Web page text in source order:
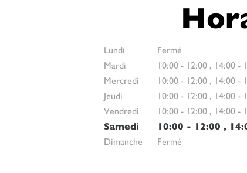
Lundi
Fermé
Mardi
10:00 - 12:00 , 14:00 -
Mercredi
10:00 - 12:00 , 14:00 -
Jeudi
10:00 - 12:00 , 14:00 -
Vendredi
10:00 - 12:00 , 14:00 -
Samedi
10:00 - 12:00 ,
Dimanche
Fermé